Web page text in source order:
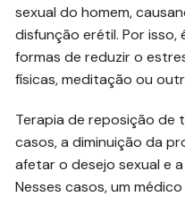
sexual do homem,
disfunção erétil. Por
formas de reduzir o
físicas, meditação ou
Terapia de reposição de
casos, a diminuição da
afetar o desejo sexual e
Nesses casos, um